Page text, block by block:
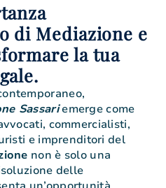
di Mediazione e
la tua
Sassariemerge come
commercialisti,
e imprenditori del
non è solo una
delle